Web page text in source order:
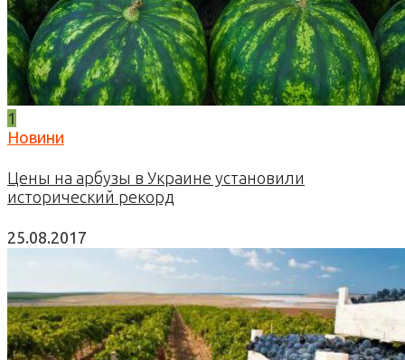
1
Новини
Цены на арбузы в Украине установили
исторический рекорд
25.08.2017